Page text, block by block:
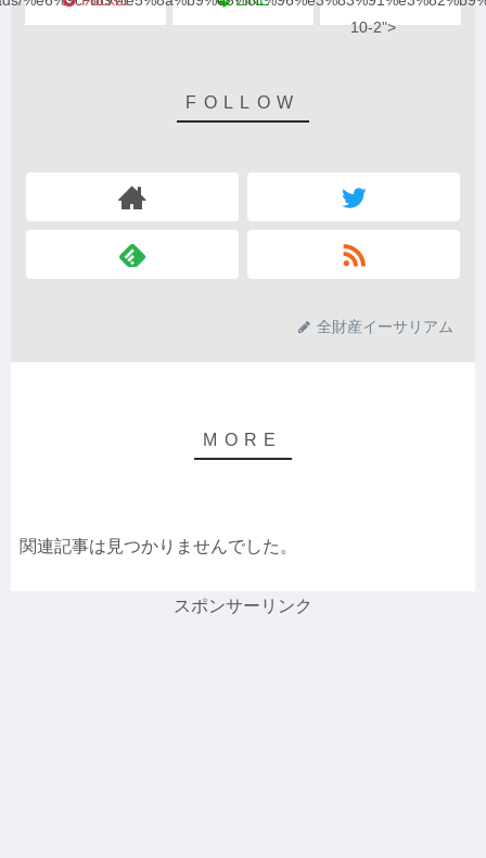
10-2">
全財産イーサリアム
関連記事は見つかりませんでした。
スポンサーリンク